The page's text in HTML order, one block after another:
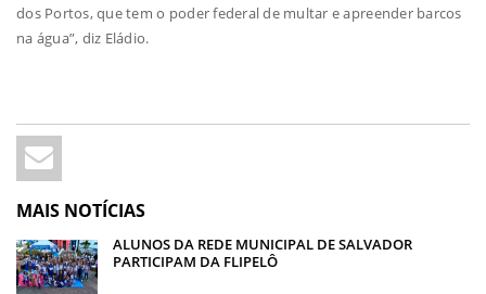
dos Portos, que tem o poder federal de multar e apreender barcos
na água”, diz Eládio.
MAIS NOTÍCIAS
ALUNOS DA REDE MUNICIPAL DE SALVADOR
PARTICIPAM DA FLIPELÔ